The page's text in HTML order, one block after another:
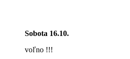
Sobota 16.10.
voľno !!!